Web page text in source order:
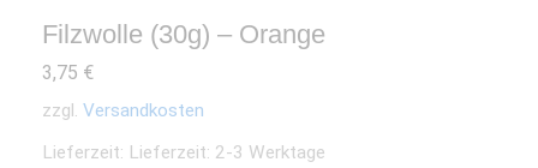
Filzwolle (30g) – Orange
3,75 €
zzgl. Versandkosten
Lieferzeit: Lieferzeit: 2-3 Werktage